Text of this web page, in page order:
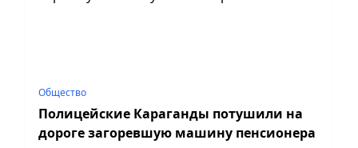
Общество
Полицейские Караганды потушили на
дороге загоревшую машину пенсионера